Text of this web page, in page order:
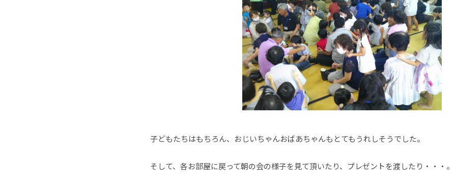
子どもたちはもちろん、おじいちゃんおばあちゃんもとてもうれしそうでした。
そして、各お部屋に戻って朝の会の様子を見て頂いたり、プレゼントを渡したり・・・。